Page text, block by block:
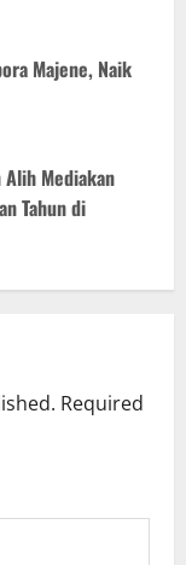
Majene, Naik
Mediakan
Tahun di
Required